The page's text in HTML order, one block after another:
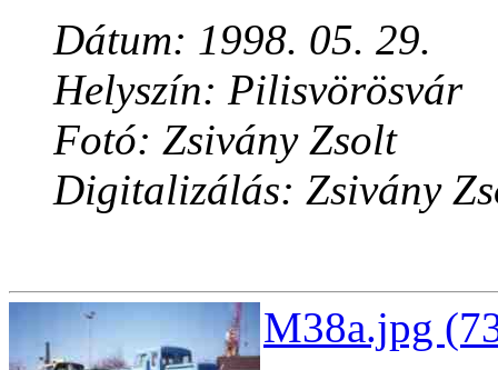
Dátum: 1998. 05. 29.
Helyszín: Pilisvörösvár
Fotó: Zsivány Zsolt
Digitalizálás: Zsivány
M38a.jpg